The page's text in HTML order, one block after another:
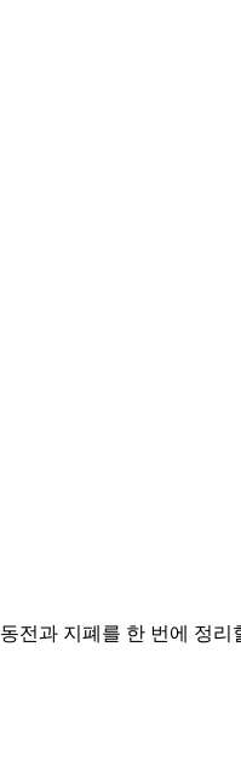
과 지폐를 한 번에 정